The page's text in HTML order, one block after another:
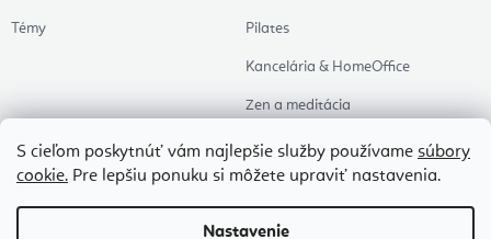
S cieľom poskytnúť vám najlepšie služby používame súbory
cookie. Pre lepšiu ponuku si môžete upraviť nastavenia.
Nastavenie
Témy Pilates
Kancelária & HomeOffice
Zen a meditácia
Aromaterapia
Zdravý spánok
Naše obľúbené